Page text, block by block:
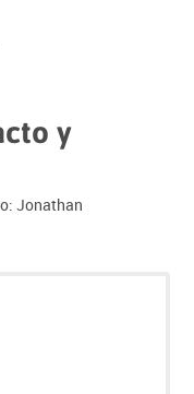
y
Jonathan